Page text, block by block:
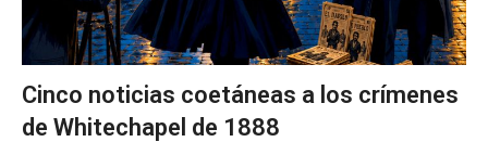
Cinco noticias coetáneas a los crímenes
de Whitechapel de 1888